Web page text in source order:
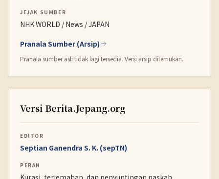
JEJAK SUMBER
NHK WORLD / News / JAPAN
Pranala Sumber (Arsip)
Pranala sumber asli tidak lagi tersedia. Versi arsip ditemukan.
Versi Berita.Jepang.org
EDITOR
Septian Ganendra S. K. (sepTN)
PERAN
Kurasi, terjemahan, dan penyuntingan naskah.